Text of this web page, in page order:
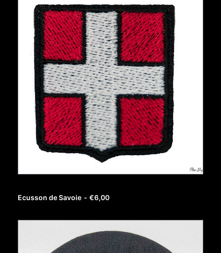
AJOUTER AU PANIER
Ecusson de Savoie €6,00